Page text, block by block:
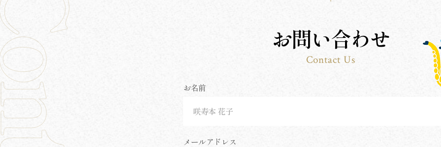
お問い合わせ
Contact Us
お名前
メールアドレス